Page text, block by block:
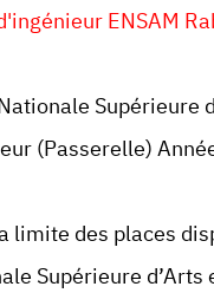
ENSAM
Supérieure
(Passerelle)
limite des places
Supérieure d’Arts